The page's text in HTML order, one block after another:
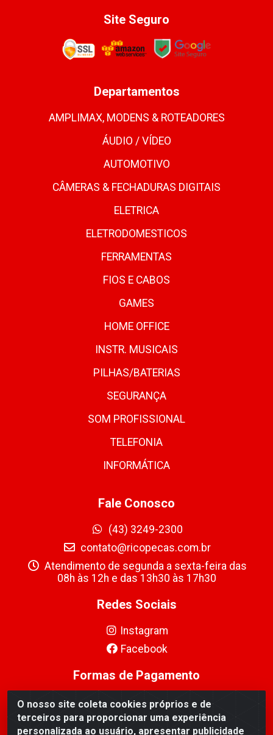
O nosso site coleta cookies próprios e de
terceiros para proporcionar uma experiência
personalizada ao usuário, apresentar publicidade
Site Seguro
Departamentos
AMPLIMAX, MODENS & ROTEADORES
ÁUDIO / VÍDEO
AUTOMOTIVO
CÂMERAS & FECHADURAS DIGITAIS
ELETRICA
ELETRODOMESTICOS
FERRAMENTAS
FIOS E CABOS
GAMES
HOME OFFICE
INSTR. MUSICAIS
PILHAS/BATERIAS
SEGURANÇA
SOM PROFISSIONAL
TELEFONIA
INFORMÁTICA
Fale Conosco
(43) 3249-2300
contato@ricopecas.com.br
Atendimento de segunda a sexta-feira das
08h às 12h e das 13h30 às 17h30
Redes Sociais
Instagram
Facebook
Formas de Pagamento